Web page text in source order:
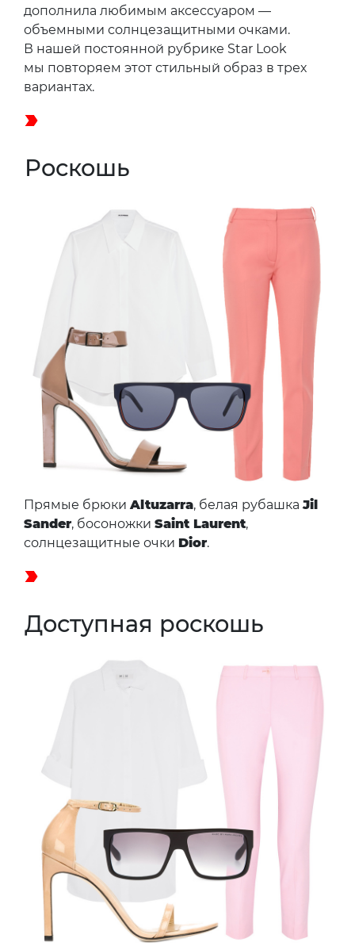
дополнила любимым аксессуаром —
объемными солнцезащитными очками.
В нашей постоянной рубрике Star Look
мы повторяем этот стильный образ в трех
вариантах.
Роскошь
Прямые брюки Altuzarra, белая рубашкаJil
Sander, босоножки Saint Laurent,
солнцезащитные очки Dior.
Доступная роскошь